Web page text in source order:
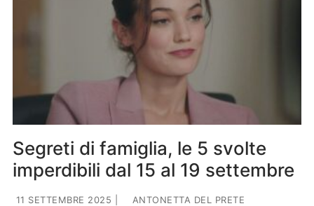
Segreti di famiglia, le 5 svolte
imperdibili dal 15 al 19 settembre
11 SETTEMBRE 2025
ANTONETTA DEL PRETE